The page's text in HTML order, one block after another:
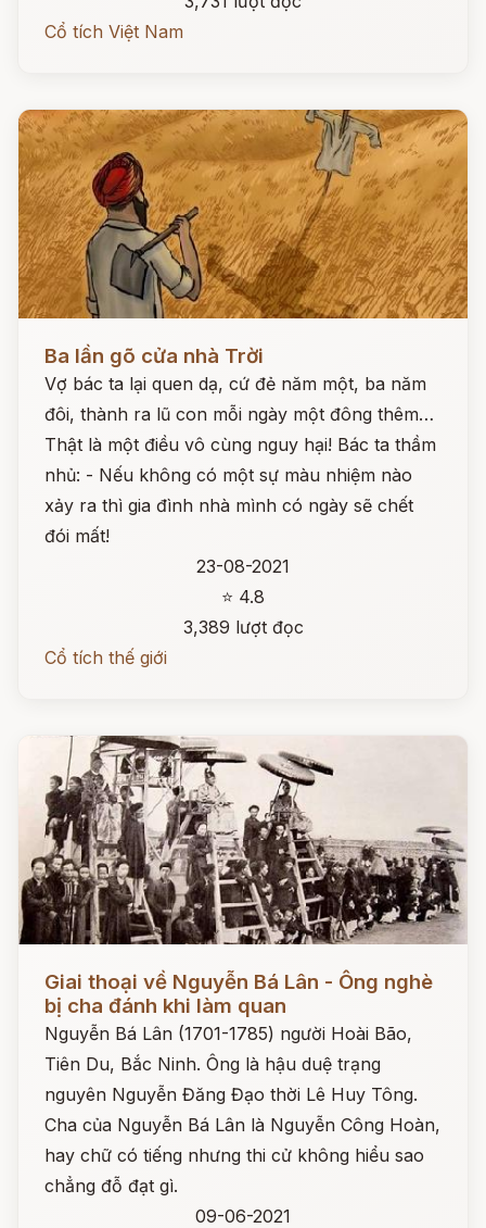
Cổ tích Việt Nam
Đọc ngay
Ba lần gõ cửa nhà Trời
Vợ bác ta lại quen dạ, cứ đẻ năm một, ba năm
đôi, thành ra lũ con mỗi ngày một đông thêm…
Thật là một điều vô cùng nguy hại! Bác ta thầm
nhủ: - Nếu không có một sự màu nhiệm nào
xảy ra thì gia đình nhà mình có ngày sẽ chết
đói mất!
23-08-2021
⭐ 4.8
3,389 lượt đọc
Cổ tích thế giới
Giai thoại về Nguyễn Bá Lân - Ông nghè
bị cha đánh khi làm quan
Nguyễn Bá Lân (1701-1785) người Hoài Bão,
Tiên Du, Bắc Ninh. Ông là hậu duệ trạng
nguyên Nguyễn Đăng Đạo thời Lê Huy Tông.
Cha của Nguyễn Bá Lân là Nguyễn Công Hoàn,
hay chữ có tiếng nhưng thi cử không hiểu sao
chẳng đỗ đạt gì.
09-06-2021